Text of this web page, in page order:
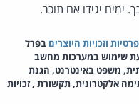
יגידו אם תוכר.
וזכויות היוצרים בפרל
שימוש במערכות מחשב
משפט באינטרנט, הגנת
אלקטרונית, תקשורת , זכויות